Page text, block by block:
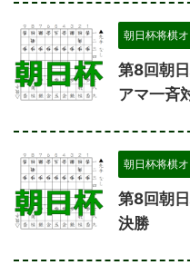
朝日杯将棋
第8回朝
アマ一斉
朝日杯将棋
第8回朝
決勝